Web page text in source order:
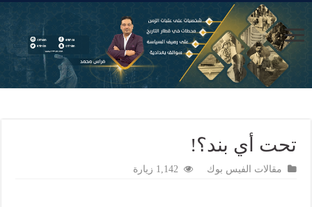
تحت أي بند؟!
مقالات الفيس بوك 1,142 زيارة